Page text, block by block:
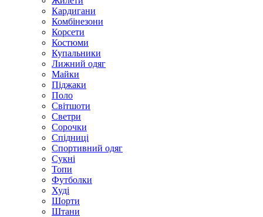
Кардигани
Комбінезони
Корсети
Костюми
Купальники
Лижний одяг
Майки
Піджаки
Поло
Світшоти
Светри
Сорочки
Спідниці
Спортивний одяг
Сукні
Топи
Футболки
Худі
Шорти
Штани